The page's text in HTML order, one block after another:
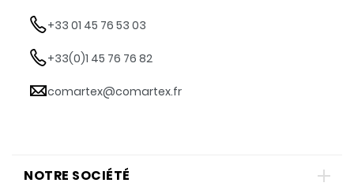
+33 01 45 76 53 03
+33(0)1 45 76 76 82
comartex@comartex.fr
NOTRE SOCIÉTÉ